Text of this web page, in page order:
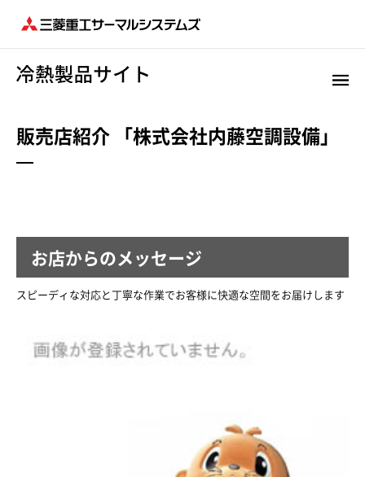
販売店紹介 「株式会社内藤空調設備」
お店からのメッセージ
スピーディな対応と丁寧な作業でお客様に快適な空間をお届けします